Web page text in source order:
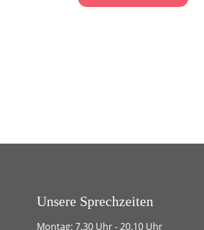
Unsere Sprechzeiten
Montag: 7.30 Uhr - 20.10 Uhr